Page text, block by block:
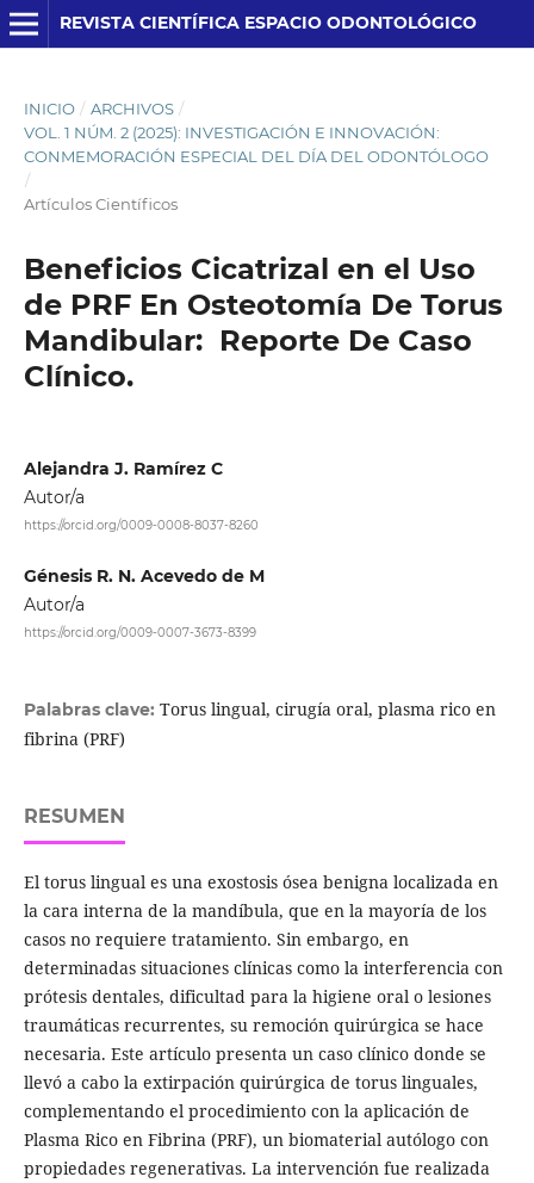
REVISTA CIENTÍFICA ESPACIO ODONTOLÓGICO
INICIO / ARCHIVOS /
VOL. 1 NÚM. 2 (2025): INVESTIGACIÓN E INNOVACIÓN:
CONMEMORACIÓN ESPECIAL DEL DÍA DEL ODONTÓLOGO
/
Artículos Científicos
Beneficios Cicatrizal en el Uso
de PRF En Osteotomía De Torus
Mandibular: Reporte De Caso
Clínico.
Alejandra J. Ramírez C
Autor/a
https://orcid.org/0009-0008-8037-8260
Génesis R. N. Acevedo de M
Autor/a
https://orcid.org/0009-0007-3673-8399
Palabras clave: Torus lingual, cirugía oral, plasma rico en
fibrina (PRF)
RESUMEN
El torus lingual es una exostosis ósea benigna localizada en
la cara interna de la mandíbula, que en la mayoría de los
casos no requiere tratamiento. Sin embargo, en
determinadas situaciones clínicas como la interferencia con
prótesis dentales, dificultad para la higiene oral o lesiones
traumáticas recurrentes, su remoción quirúrgica se hace
necesaria. Este artículo presenta un caso clínico donde se
llevó a cabo la extirpación quirúrgica de torus linguales,
complementando el procedimiento con la aplicación de
Plasma Rico en Fibrina (PRF), un biomaterial autólogo con
propiedades regenerativas. La intervención fue realizada